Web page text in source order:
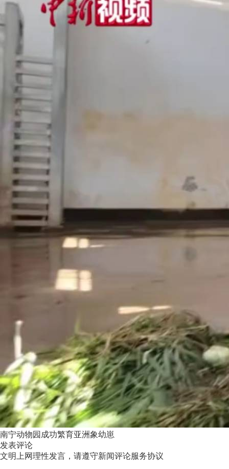
南宁动物园成功繁育亚洲象幼崽
发表评论
文明上网理性发言，请遵守新闻评论服务协议